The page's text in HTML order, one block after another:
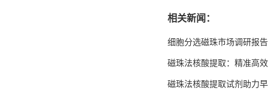
相关新闻：
细胞分选磁珠市场调研报告
磁珠法核酸提取：精准高
磁珠法核酸提取试剂助力